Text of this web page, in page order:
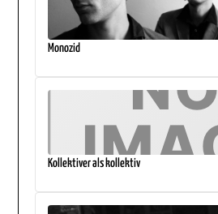
Monozid
Kollektiver als kollektiv